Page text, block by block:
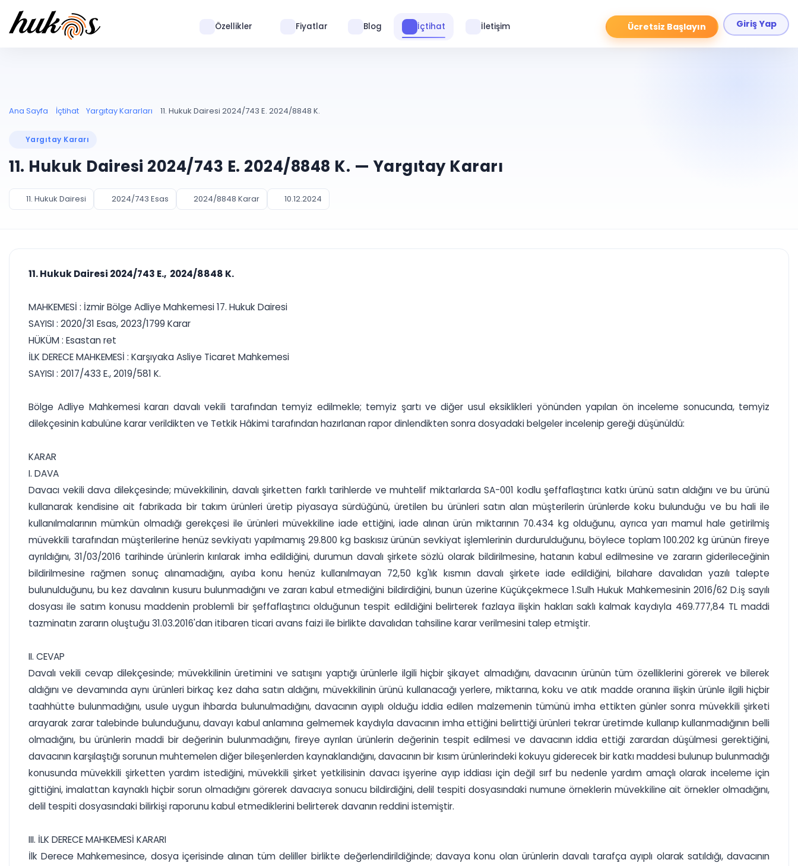
Ücretsiz Başlayın Giriş Yap
Özellikler Fiyatlar Blog İçtihat İletişim
Ana Sayfa İçtihat Yargıtay Kararları 11. Hukuk Dairesi 2024/743 E. 2024/8848 K.
Yargıtay Kararı
11. Hukuk Dairesi 2024/743 E. 2024/8848 K. — Yargıtay Kararı
11. Hukuk Dairesi 2024/743 Esas 2024/8848 Karar 10.12.2024
11. Hukuk Dairesi 2024/743 E., 2024/8848 K.
MAHKEMESİ : İzmir Bölge Adliye Mahkemesi 17. Hukuk Dairesi
SAYISI : 2020/31 Esas, 2023/1799 Karar
HÜKÜM : Esastan ret
İLK DERECE MAHKEMESİ : Karşıyaka Asliye Ticaret Mahkemesi
SAYISI : 2017/433 E., 2019/581 K.
Bölge Adliye Mahkemesi kararı davalı vekili tarafından temyiz edilmekle; temyiz şartı ve diğer usul eksiklikleri yönünden yapılan ön inceleme sonucunda, temyiz
dilekçesinin kabulüne karar verildikten ve Tetkik Hâkimi tarafından hazırlanan rapor dinlendikten sonra dosyadaki belgeler incelenip gereği düşünüldü:
KARAR
I. DAVA
Davacı vekili dava dilekçesinde; müvekkilinin, davalı şirketten farklı tarihlerde ve muhtelif miktarlarda SA-001 kodlu şeffaflaştırıcı katkı ürünü satın aldığını ve bu ürünü
kullanarak kendisine ait fabrikada bir takım ürünleri üretip piyasaya sürdüğünü, üretilen bu ürünleri satın alan müşterilerin ürünlerde koku bulunduğu ve bu hali ile
kullanılmalarının mümkün olmadığı gerekçesi ile ürünleri müvekkiline iade ettiğini, iade alınan ürün miktarının 70.434 kg olduğunu, ayrıca yarı mamul hale getirilmiş
müvekkili tarafından müşterilerine henüz sevkiyatı yapılmamış 29.800 kg baskısız ürünün sevkiyat işlemlerinin durdurulduğunu, böylece toplam 100.202 kg ürünün fireye
ayrıldığını, 31/03/2016 tarihinde ürünlerin kırılarak imha edildiğini, durumun davalı şirkete sözlü olarak bildirilmesine, hatanın kabul edilmesine ve zararın giderileceğinin
bildirilmesine rağmen sonuç alınamadığını, ayıba konu henüz kullanılmayan 72,50 kg'lık kısmın davalı şirkete iade edildiğini, bilahare davalıdan yazılı talepte
bulunulduğunu, bu kez davalının kusuru bulunmadığını ve zararı kabul etmediğini bildirdiğini, bunun üzerine Küçükçekmece 1.Sulh Hukuk Mahkemesinin 2016/62 D.iş sayılı
dosyası ile satım konusu maddenin problemli bir şeffaflaştırıcı olduğunun tespit edildiğini belirterek fazlaya ilişkin hakları saklı kalmak kaydıyla 469.777,84 TL maddi
tazminatın zararın oluştuğu 31.03.2016'dan itibaren ticari avans faizi ile birlikte davalıdan tahsiline karar verilmesini talep etmiştir.
II. CEVAP
Davalı vekili cevap dilekçesinde; müvekkilinin üretimini ve satışını yaptığı ürünlerle ilgili hiçbir şikayet almadığını, davacının ürünün tüm özelliklerini görerek ve bilerek
aldığını ve devamında aynı ürünleri birkaç kez daha satın aldığını, müvekkilinin ürünü kullanacağı yerlere, miktarına, koku ve atık madde oranına ilişkin ürünle ilgili hiçbir
taahhütte bulunmadığını, usule uygun ihbarda bulunulmadığını, davacının ayıplı olduğu iddia edilen malzemenin tümünü imha ettikten günler sonra müvekkili şirketi
arayarak zarar talebinde bulunduğunu, davayı kabul anlamına gelmemek kaydıyla davacının imha ettiğini belirttiği ürünleri tekrar üretimde kullanıp kullanmadığının belli
olmadığını, bu ürünlerin maddi bir değerinin bulunmadığını, fireye ayrılan ürünlerin değerinin tespit edilmesi ve davacının iddia ettiği zarardan düşülmesi gerektiğini,
davacının karşılaştığı sorunun muhtemelen diğer bileşenlerden kaynaklandığını, davacının bir kısım ürünlerindeki kokuyu giderecek bir katkı maddesi bulunup bulunmadığı
konusunda müvekkili şirketten yardım istediğini, müvekkili şirket yetkilisinin davacı işyerine ayıp iddiası için değil sırf bu nedenle yardım amaçlı olarak inceleme için
gittiğini, imalattan kaynaklı hiçbir sorun olmadığını görerek davacıya sonucu bildirdiğini, delil tespiti dosyasındaki numune örneklerin müvekkiline ait örnekler olmadığını,
delil tespiti dosyasındaki bilirkişi raporunu kabul etmediklerini belirterek davanın reddini istemiştir.
III. İLK DERECE MAHKEMESİ KARARI
İlk Derece Mahkemesince, dosya içerisinde alınan tüm deliller birlikte değerlendirildiğinde; davaya konu olan ürünlerin davalı tarafça ayıplı olarak satıldığı, davacının